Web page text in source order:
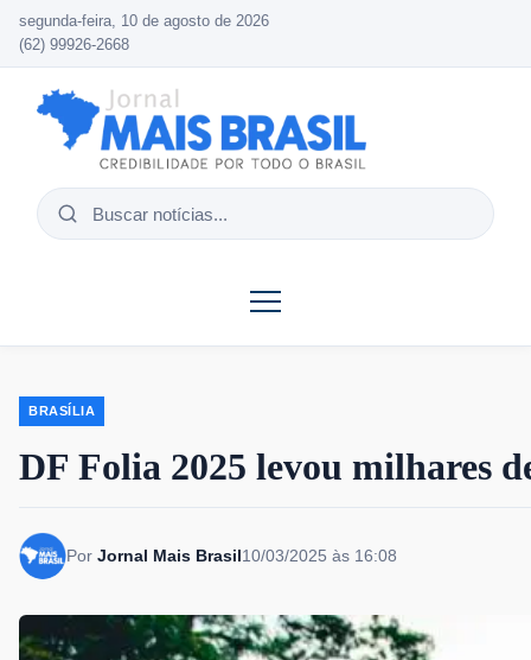
segunda-feira, 10 de agosto de 2026
(62) 99926-2668
Buscar
BRASÍLIA
DF Folia 2025 levou milhares
Por Jornal Mais Brasil10/03/2025 às 16:08